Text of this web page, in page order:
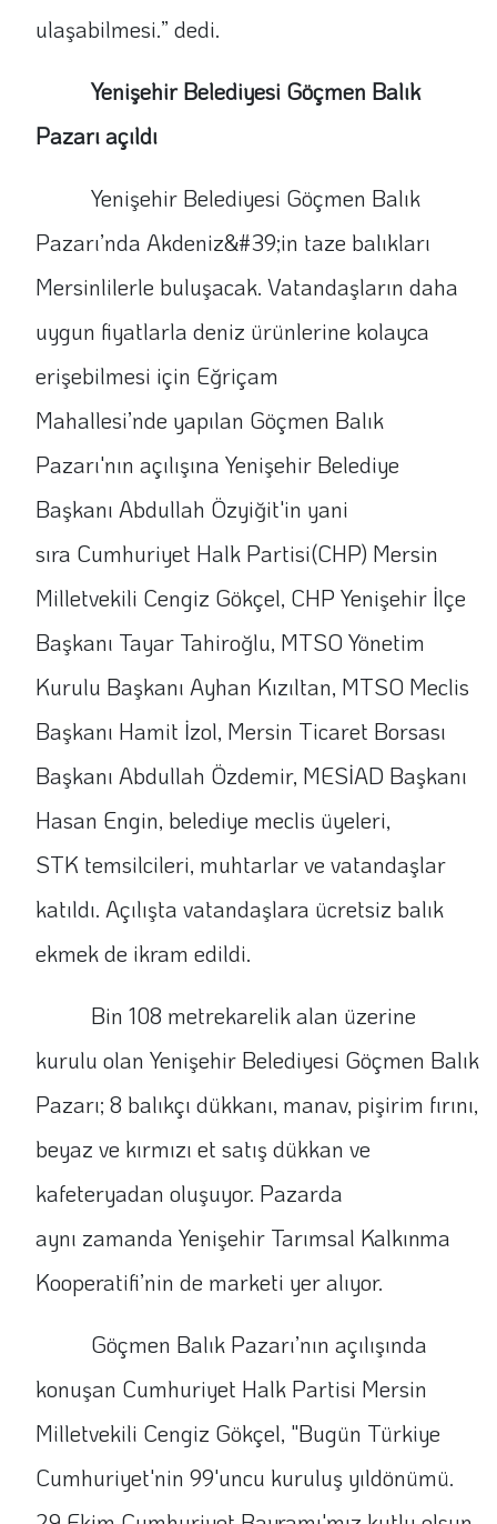
ulaşabilmesi.” dedi.
Yenişehir Belediyesi Göçmen Balık
Pazarı açıldı
Yenişehir Belediyesi Göçmen Balık
Pazarı’nda Akdeniz&#39;in taze balıkları
Mersinlilerle buluşacak. Vatandaşların daha
uygun fiyatlarla deniz ürünlerine kolayca
erişebilmesi için Eğriçam
Mahallesi’nde yapılan Göçmen Balık
Pazarı'nın açılışına Yenişehir Belediye
Başkanı Abdullah Özyiğit'in yani
sıra Cumhuriyet Halk Partisi(CHP) Mersin
Milletvekili Cengiz Gökçel, CHP Yenişehir İlçe
Başkanı Tayar Tahiroğlu, MTSO Yönetim
Kurulu Başkanı Ayhan Kızıltan, MTSO Meclis
Başkanı Hamit İzol, Mersin Ticaret Borsası
Başkanı Abdullah Özdemir, MESİAD Başkanı
Hasan Engin, belediye meclis üyeleri,
STK temsilcileri, muhtarlar ve vatandaşlar
katıldı. Açılışta vatandaşlara ücretsiz balık
ekmek de ikram edildi.
Bin 108 metrekarelik alan üzerine
kurulu olan Yenişehir Belediyesi Göçmen Balık
Pazarı; 8 balıkçı dükkanı, manav, pişirim fırını,
beyaz ve kırmızı et satış dükkan ve
kafeteryadan oluşuyor. Pazarda
aynı zamanda Yenişehir Tarımsal Kalkınma
Kooperatifi’nin de marketi yer alıyor.
Göçmen Balık Pazarı’nın açılışında
konuşan Cumhuriyet Halk Partisi Mersin
Milletvekili Cengiz Gökçel, "Bugün Türkiye
Cumhuriyet'nin 99'uncu kuruluş yıldönümü.